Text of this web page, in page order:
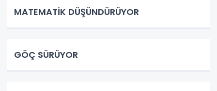
MATEMATİK DÜŞÜNDÜRÜYOR
GÖÇ SÜRÜYOR